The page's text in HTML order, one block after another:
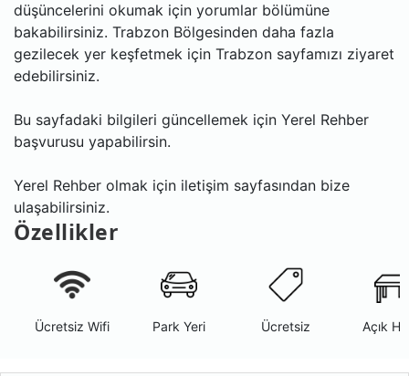
düşüncelerini okumak için yorumlar bölümüne
bakabilirsiniz. Trabzon Bölgesinden daha fazla
gezilecek yer keşfetmek için Trabzon sayfamızı ziyaret
edebilirsiniz.
Bu sayfadaki bilgileri güncellemek için Yerel Rehber
başvurusu yapabilirsin.
Yerel Rehber olmak için iletişim sayfasından bize
ulaşabilirsiniz.
Özellikler
Ücretsiz Wifi Park Yeri Ücretsiz Açık